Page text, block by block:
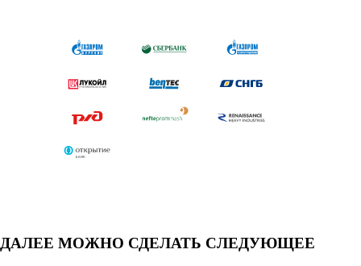
ДАЛЕЕ МОЖНО СДЕЛАТЬ СЛЕДУЮЩЕЕ